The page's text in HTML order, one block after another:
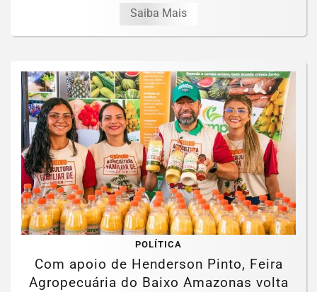
Saiba Mais
POLÍTICA
Com apoio de Henderson Pinto, Feira
Agropecuária do Baixo Amazonas volta